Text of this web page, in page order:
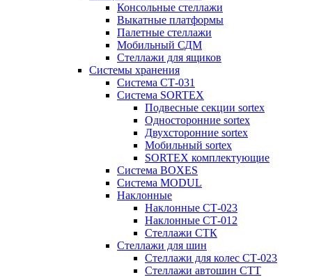
Консольные стеллажи
Выкатные платформы
Палетные стеллажи
Мобильный СДМ
Стеллажи для ящиков
Системы хранения
Система СТ-031
Система SORTEX
Подвесные секции sortex
Односторонние sortex
Двухсторонние sortex
Мобильный sortex
SORTEX комплектующие
Система BOXES
Система MODUL
Наклонные
Наклонные СТ-023
Наклонные СТ-012
Стеллажи СТК
Стеллажи для шин
Стеллажи для колес СТ-023
Стеллажи автошин СТТ